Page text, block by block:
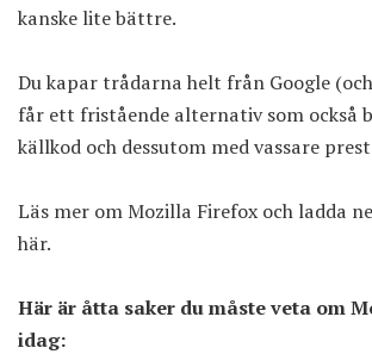
kanske lite bättre.
Du kapar trådarna helt från Google
får ett fristående alternativ som också
källkod och dessutom med vassare
Läs mer om Mozilla Firefox och ladda
här.
Här är åtta saker du måste veta om
idag: